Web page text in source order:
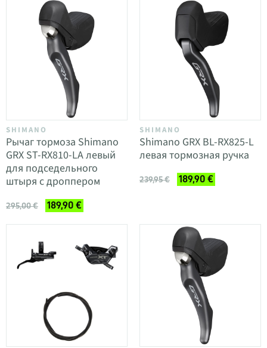
SHIMANO
Рычаг тормоза Shimano
GRX ST-RX810-LA левый
для подседельного
штыря с дроппером
295,00 € 189,90 €
SHIMANO
Shimano GRX BL-RX825-L
левая тормозная ручка
239,95 € 189,90 €